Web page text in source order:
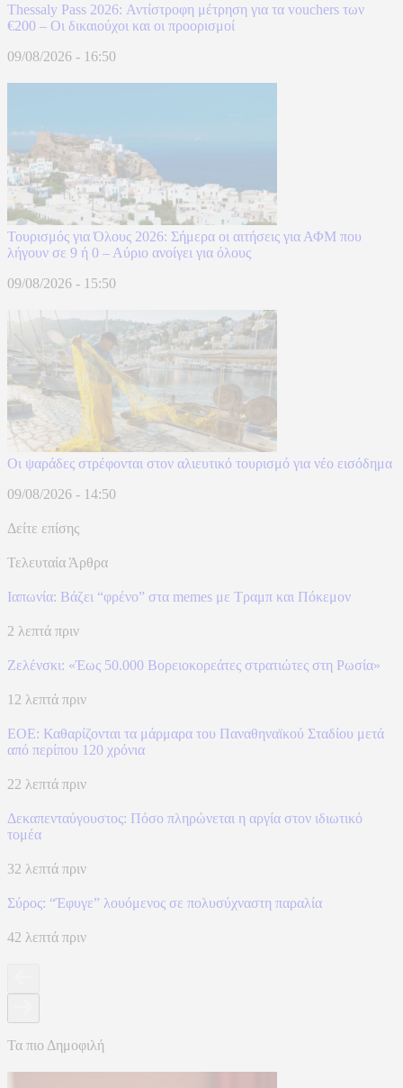
Thessaly Pass 2026: Αντίστροφη μέτρηση για τα vouchers των
€200 – Οι δικαιούχοι και οι προορισμοί
09/08/2026 - 16:50
Τουρισμός για Όλους 2026: Σήμερα οι αιτήσεις για ΑΦΜ που
λήγουν σε 9 ή 0 – Αύριο ανοίγει για όλους
09/08/2026 - 15:50
Οι ψαράδες στρέφονται στον αλιευτικό τουρισμό για νέο εισόδημα
09/08/2026 - 14:50
Δείτε επίσης
Τελευταία Άρθρα
Ιαπωνία: Βάζει “φρένο” στα memes με Τραμπ και Πόκεμον
2 λεπτά πριν
Ζελένσκι: «Έως 50.000 Βορειοκορεάτες στρατιώτες στη Ρωσία»
12 λεπτά πριν
ΕΟΕ: Καθαρίζονται τα μάρμαρα του Παναθηναϊκού Σταδίου μετά
από περίπου 120 χρόνια
22 λεπτά πριν
Δεκαπενταύγουστος: Πόσο πληρώνεται η αργία στον ιδιωτικό
τομέα
32 λεπτά πριν
Σύρος: “Έφυγε” λουόμενος σε πολυσύχναστη παραλία
42 λεπτά πριν
Τα πιο Δημοφιλή